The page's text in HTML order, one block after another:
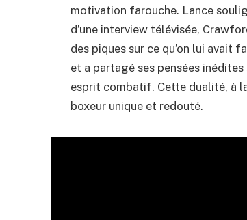
motivation farouche. Lance
d’une interview télévisée,
des piques sur ce qu’on lui avait
et a partagé ses pensées
esprit combatif. Cette dualité, à
boxeur unique et redouté.